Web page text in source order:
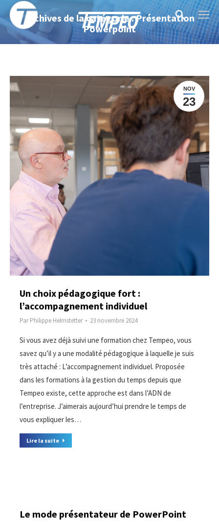
Search:
Archives de la catégorie : Présentation
Powerpoint
NOV
23
Un choix pédagogique fort :
l’accompagnement individuel
ParPhilippe Helmstetter 23 novembre 2024
Si vous avez déjà suivi une formation chez Tempeo, vous
savez qu’il y a une modalité pédagogique à laquelle je suis
très attaché : L’accompagnement individuel. Proposée
dans les formations à la gestion du temps depuis que
Tempeo existe, cette approche est dans l’ADN de
l’entreprise. J’aimerais aujourd’hui prendre le temps de
vous expliquer les…
Lire la suite
Le mode présentateur de PowerPoint